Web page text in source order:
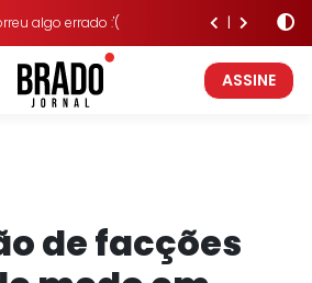
algo errado :'(
ASSINE
de facções